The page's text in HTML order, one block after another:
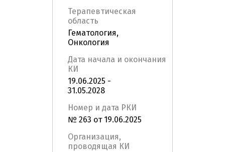
Терапевтическая
область
Гематология,
Онкология
Дата начала и окончания
КИ
19.06.2025 -
31.05.2028
Номер и дата РКИ
№ 263 от 19.06.2025
Организация,
проводящая КИ